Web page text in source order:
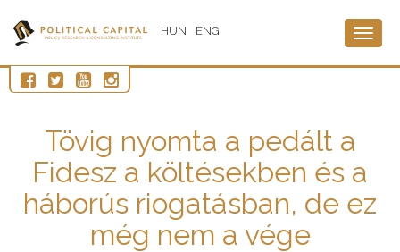
HUN ENG
Tövig nyomta a pedált a
Fidesz a költésekben és a
háborús riogatásban, de ez
még nem a vége